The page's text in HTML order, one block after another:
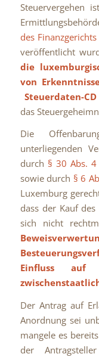
Steuervergehen
des
veröffentlicht
die
von
Steuerdaten-
das
Die
unterliegenden
durch § 30 Abs.
sowie durch § 6
Luxemburg
dass der Kauf
sich nicht
Einfluss auf
Der Antrag auf
Anordnung sei
mangele es
der